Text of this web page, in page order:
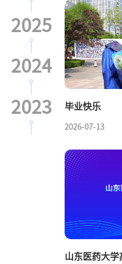
2025
2024
2023 毕业快乐
2026-07-13
山东医药大